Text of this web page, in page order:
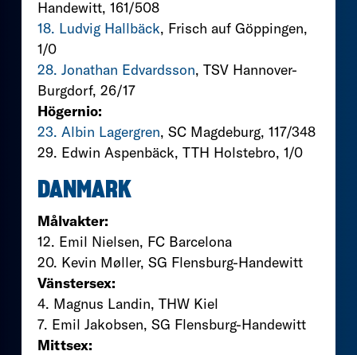
Handewitt, 161/508
18. Ludvig Hallbäck, Frisch auf Göppingen,
1/0
28. Jonathan Edvardsson, TSV Hannover-
Burgdorf, 26/17
Högernio:
23. Albin Lagergren, SC Magdeburg, 117/348
29. Edwin Aspenbäck, TTH Holstebro, 1/0
DANMARK
Målvakter:
12. Emil Nielsen, FC Barcelona
20. Kevin Møller, SG Flensburg-Handewitt
Vänstersex:
4. Magnus Landin, THW Kiel
7. Emil Jakobsen, SG Flensburg-Handewitt
Mittsex: